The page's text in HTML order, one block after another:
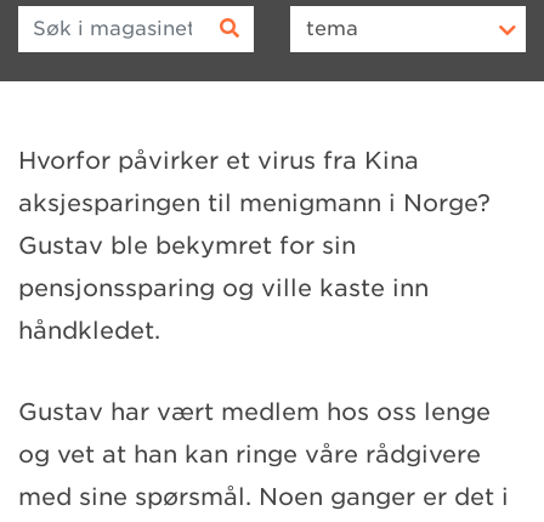
Søk i magasinet tema
Hvorfor påvirker et virus fra Kina
aksjesparingen til menigmann i Norge?
Gustav ble bekymret for sin
pensjonssparing og ville kaste inn
håndkledet.
Gustav har vært medlem hos oss lenge
og vet at han kan ringe våre rådgivere
med sine spørsmål. Noen ganger er det i